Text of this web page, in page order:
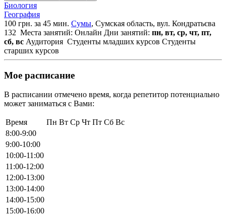
Биология
География
100 грн. за 45 мин. Сумы, Сумская область, вул. Кондратьєва
132 Места занятий: Онлайн Дни занятий: пн, вт, ср, чт, пт,
сб, вс Аудитория Студенты младших курсов Студенты
старших курсов
Мое расписание
В расписании отмечено время, когда репетитор потенциально
может заниматься с Вами:
Время Пн Вт Ср Чт Пт Сб Вс
8:00-9:00
9:00-10:00
10:00-11:00
11:00-12:00
12:00-13:00
13:00-14:00
14:00-15:00
15:00-16:00